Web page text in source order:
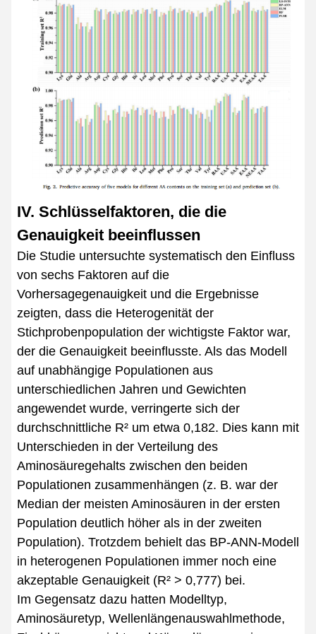
IV. Schlüsselfaktoren, die die
Genauigkeit beeinflussen
Die Studie untersuchte systematisch den Einfluss
von sechs Faktoren auf die
Vorhersagegenauigkeit und die Ergebnisse
zeigten, dass die Heterogenität der
Stichprobenpopulation der wichtigste Faktor war,
der die Genauigkeit beeinflusste. Als das Modell
auf unabhängige Populationen aus
unterschiedlichen Jahren und Gewichten
angewendet wurde, verringerte sich der
durchschnittliche R² um etwa 0,182. Dies kann mit
Unterschieden in der Verteilung des
Aminosäuregehalts zwischen den beiden
Populationen zusammenhängen (z. B. war der
Median der meisten Aminosäuren in der ersten
Population deutlich höher als in der zweiten
Population). Trotzdem behielt das BP-ANN-Modell
in heterogenen Populationen immer noch eine
akzeptable Genauigkeit (R² > 0,777) bei.
Im Gegensatz dazu hatten Modelltyp,
Aminosäuretyp, Wellenlängenauswahlmethode,